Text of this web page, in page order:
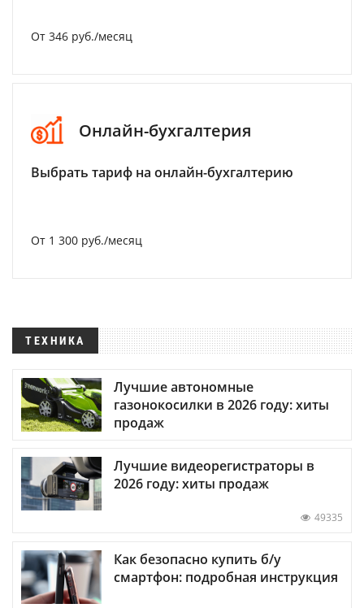
От 346 руб./месяц
Онлайн-бухгалтерия
Выбрать тариф на онлайн-бухгалтерию
От 1 300 руб./месяц
ТЕХНИКА
Лучшие автономные
газонокосилки в 2026 году: хиты
продаж
Лучшие видеорегистраторы в
2026 году: хиты продаж
49335
Как безопасно купить б/у
смартфон: подробная инструкция